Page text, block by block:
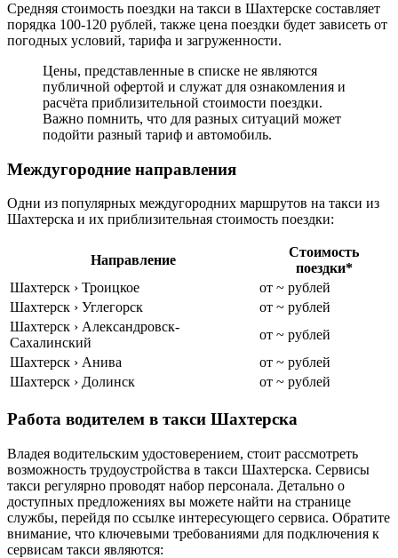
Средняя стоимость поездки на такси в Шахтерске составляет
порядка 100-120 рублей, также цена поездки будет зависеть от
погодных условий, тарифа и загруженности.
Цены, представленные в списке не являются
публичной офертой и служат для ознакомления и
расчёта приблизительной стоимости поездки.
Важно помнить, что для разных ситуаций может
подойти разный тариф и автомобиль.
Междугородние направления
Одни из популярных междугородних маршрутов на такси из
Шахтерска и их приблизительная стоимость поездки:
Направление
Стоимость
поездки*
Шахтерск › Троицкое
от ~ рублей
Шахтерск › Углегорск
от ~ рублей
Шахтерск › Александровск-
Сахалинский
от ~ рублей
Шахтерск › Анива
от ~ рублей
Шахтерск › Долинск
от ~ рублей
Работа водителем в такси Шахтерска
Владея водительским удостоверением, стоит рассмотреть
возможность трудоустройства в такси Шахтерска. Сервисы
такси регулярно проводят набор персонала. Детально о
доступных предложениях вы можете найти на странице
службы, перейдя по ссылке интересующего сервиса. Обратите
внимание, что ключевыми требованиями для подключения к
сервисам такси являются: